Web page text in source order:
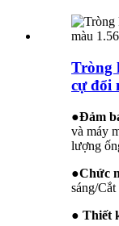
Tròng
cự đổi
●Đảm
và máy
lượng
●Chức
sáng/
● Thiết